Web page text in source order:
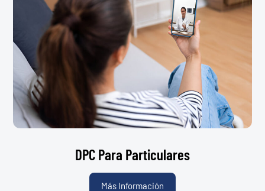
DPC Para Particulares
Más Información